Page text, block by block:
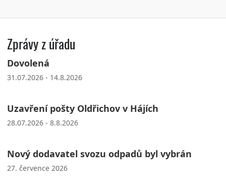
Zprávy z úřadu
Dovolená
31.07.2026 - 14.8.2026
Uzavření pošty Oldřichov v Hájích
28.07.2026 - 8.8.2026
Nový dodavatel svozu odpadů byl vybrán
27. července 2026